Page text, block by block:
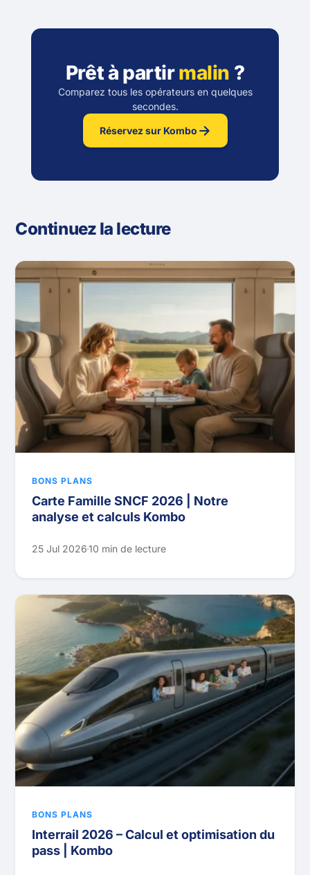
Prêt à partirmalin ?
Comparez tous les opérateurs en quelques
secondes.
Réservez sur Kombo
Continuez la lecture
BONS PLANS
Carte Famille SNCF 2026 | Notre
analyse et calculs Kombo
25 Jul 202610 min de lecture
BONS PLANS
Interrail 2026 – Calcul et optimisation du
pass | Kombo